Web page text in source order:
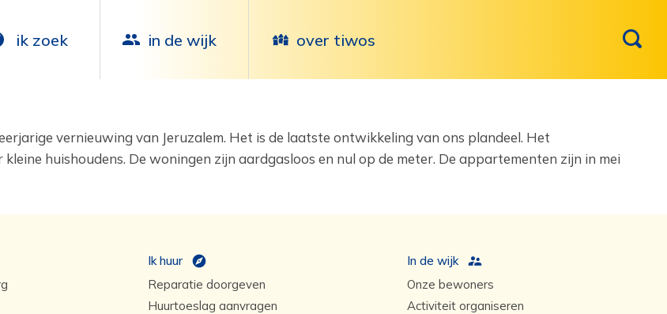
ik zoek in de wijk over tiwos
vernieuwing van ‎Jeruzalem. Het is de laatste ontwikkeling van ons plandeel. Het
huishoudens. De ‎woningen zijn aardgasloos en nul op de meter. De appartementen zijn in mei
Ik huur
Reparatie doorgeven
Huurtoeslag aanvragen
In de wijk
Onze bewoners
Activiteit organiseren